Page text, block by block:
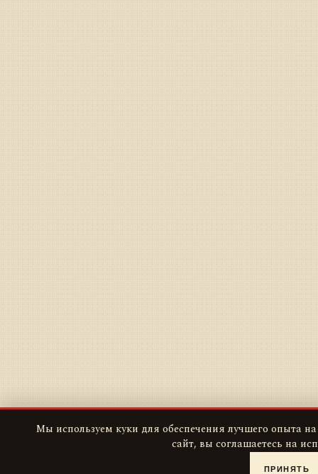
Мы используем куки для обеспечения лучшего опыта
сайт, вы соглашаетесь на
ПРИНЯТЬ